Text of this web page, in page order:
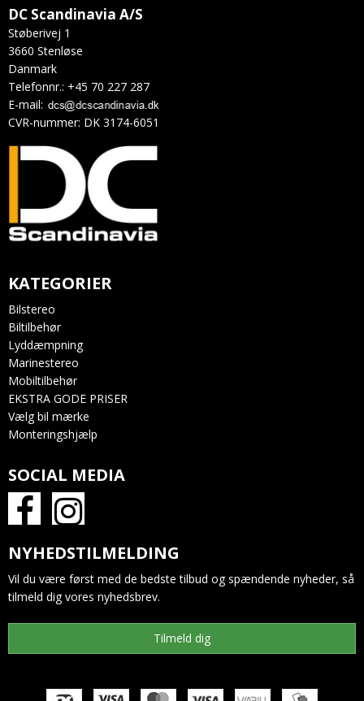
DC Scandinavia A/S
Støberivej 1
3660 Stenløse
Danmark
Telefonnr.: +45 70 227 287
E-mail:
CVR-nummer: DK 3174-6051
KATEGORIER
Bilstereo
Biltilbehør
Lyddæmpning
Marinestereo
Mobiltilbehør
EKSTRA GODE PRISER
Vælg bil mærke
Monteringshjælp
SOCIAL MEDIA
NYHEDSTILMELDING
Vil du være først med de bedste tilbud og spændende nyheder, så
tilmeld dig vores nyhedsbrev.
Tilmeld dig